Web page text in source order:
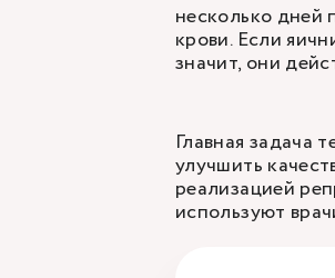
несколько дней
крови. Если
значит, они
Главная задача
улучшить
реализацией
используют